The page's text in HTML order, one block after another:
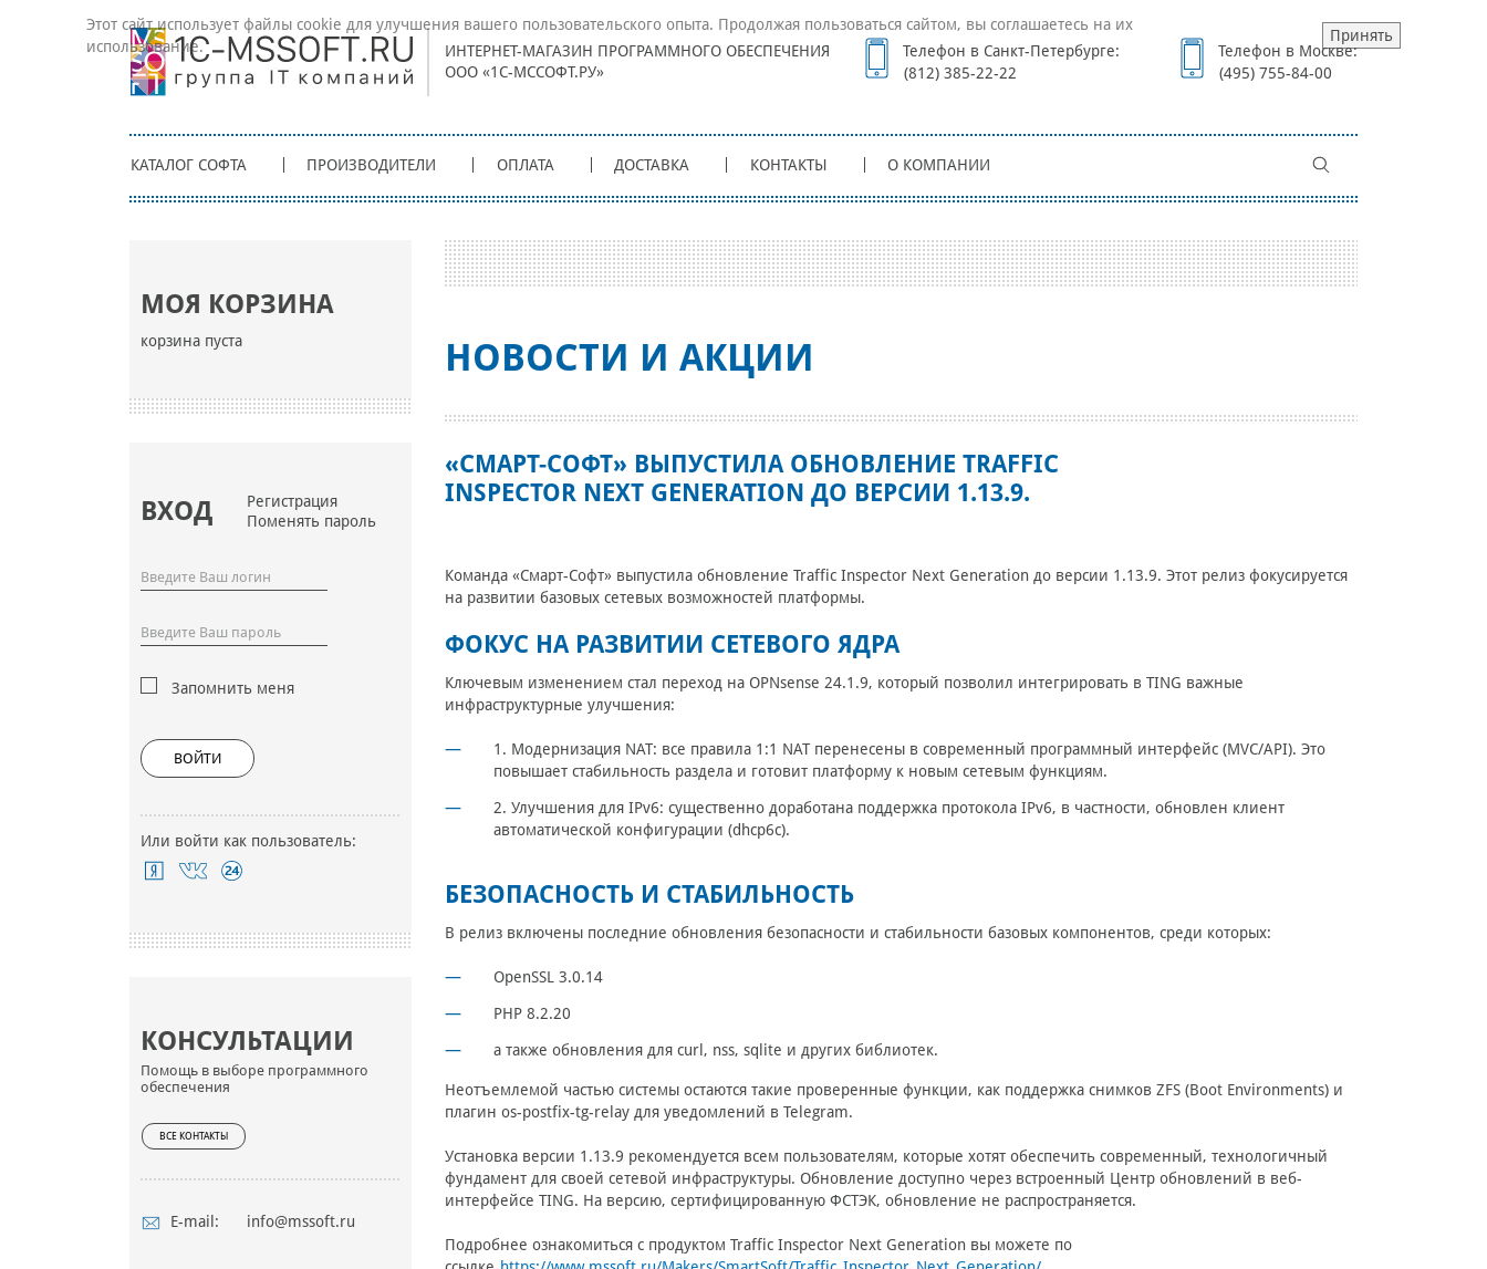
ИНТЕРНЕТ-МАГАЗИН ПРОГРАММНОГО ОБЕСПЕЧЕНИЯ
ООО «1С-МССОФТ.РУ»
Телефон в Санкт-Петербурге:
(812) 385-22-22
Телефон в Москве:
(495) 755-84-00
КАТАЛОГ СОФТА ПРОИЗВОДИТЕЛИ ОПЛАТА ДОСТАВКА КОНТАКТЫ О КОМПАНИИ
МОЯ КОРЗИНА
корзина пуста
ВХОД
Регистрация
Поменять пароль
Запомнить меня
ВОЙТИ
Или войти как пользователь:
КОНСУЛЬТАЦИИ
Помощь в выборе программного
обеспечения
ВСЕ КОНТАКТЫ
E-mail: info@mssoft.ru
НОВОСТИ И АКЦИИ
«СМАРТ-СОФТ» ВЫПУСТИЛА ОБНОВЛЕНИЕ TRAFFIC
INSPECTOR NEXT GENERATION ДО ВЕРСИИ 1.13.9.
Команда «Смарт-Софт» выпустила обновление Traffic Inspector Next Generation до версии 1.13.9. Этот релиз фокусируется
на развитии базовых сетевых возможностей платформы.
ФОКУС НА РАЗВИТИИ СЕТЕВОГО ЯДРА
Ключевым изменением стал переход на OPNsense 24.1.9, который позволил интегрировать в TING важные
инфраструктурные улучшения:
1. Модернизация NAT: все правила 1:1 NAT перенесены в современный программный интерфейс (MVC/API). Это
повышает стабильность раздела и готовит платформу к новым сетевым функциям.
2. Улучшения для IPv6: существенно доработана поддержка протокола IPv6, в частности, обновлен клиент
автоматической конфигурации (dhcp6c).
БЕЗОПАСНОСТЬ И СТАБИЛЬНОСТЬ
В релиз включены последние обновления безопасности и стабильности базовых компонентов, среди которых:
OpenSSL 3.0.14
PHP 8.2.20
а также обновления для curl, nss, sqlite и других библиотек.
Неотъемлемой частью системы остаются такие проверенные функции, как поддержка снимков ZFS (Boot Environments) и
плагин os-postfix-tg-relay для уведомлений в Telegram.
Установка версии 1.13.9 рекомендуется всем пользователям, которые хотят обеспечить современный, технологичный
фундамент для своей сетевой инфраструктуры. Обновление доступно через встроенный Центр обновлений в веб-
интерфейсе TING. На версию, сертифицированную ФСТЭК, обновление не распространяется.
Подробнее ознакомиться с продуктом Traffic Inspector Next Generation вы можете по
Этот сайт использует файлы cookie для улучшения вашего пользовательского опыта. Продолжая пользоваться сайтом, вы соглашаетесь на их
использование.
Принять